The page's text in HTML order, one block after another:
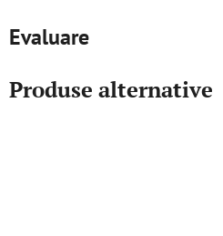
Evaluare
Produse alternative